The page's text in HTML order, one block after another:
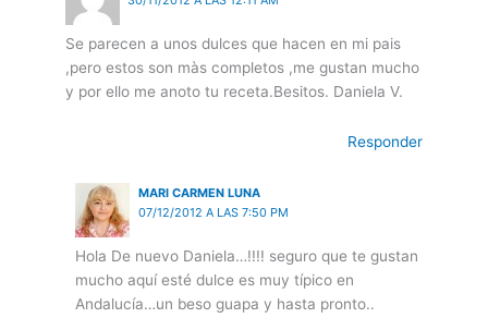
Se parecen a unos dulces que hacen en mi pais
,pero estos son màs completos ,me gustan mucho
y por ello me anoto tu receta.Besitos. Daniela V.
Responder
MARI CARMEN LUNA
07/12/2012 A LAS 7:50 PM
Hola De nuevo Daniela…!!!! seguro que te gustan
mucho aquí esté dulce es muy típico en
Andalucía…un beso guapa y hasta pronto..